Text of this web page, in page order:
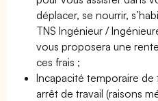
déplacer, se nourrir,
TNS Ingénieur /
vous proposera une
ces frais ;
Incapacité temporaire de
arrêt de travail (raisons